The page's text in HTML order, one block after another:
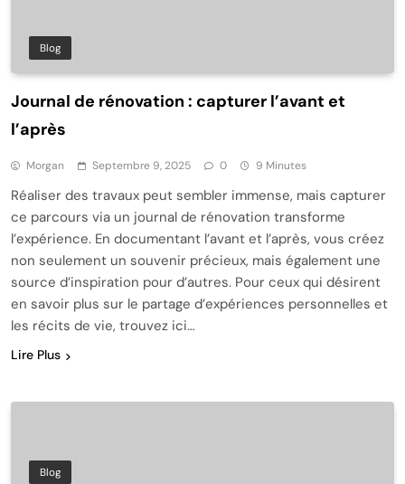
Blog
Journal de rénovation : capturer l’avant et
l’après
Morgan Septembre 9, 2025 0 9 Minutes
Réaliser des travaux peut sembler immense, mais capturer
ce parcours via un journal de rénovation transforme
l’expérience. En documentant l’avant et l’après, vous créez
non seulement un souvenir précieux, mais également une
source d’inspiration pour d’autres. Pour ceux qui désirent
en savoir plus sur le partage d’expériences personnelles et
les récits de vie, trouvez ici…
Lire Plus
Blog